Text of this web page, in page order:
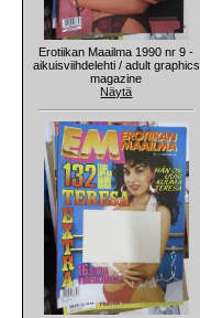
Erotiikan Maailma 1990 nr 9 -
aikuisviihdelehti / adult graphics
magazine
Näytä